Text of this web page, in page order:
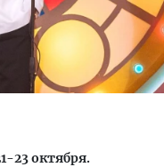
23 октября.